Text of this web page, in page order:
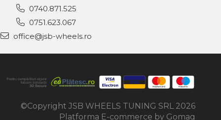
0740.871.525
0751.623.067
office@jsb-wheels.ro
©Copyright JSB WHEELS TUNING SRL 2026
Platforma E-commerce by Gomag